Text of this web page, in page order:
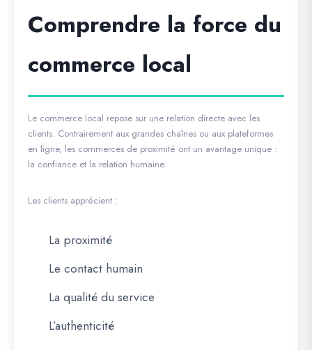
Comprendre la force du
commerce local
Le commerce local repose sur une relation directe avec les
clients. Contrairement aux grandes chaînes ou aux plateformes
en ligne, les commerces de proximité ont un avantage unique :
la confiance et la relation humaine.
Les clients apprécient :
La proximité
Le contact humain
La qualité du service
L’authenticité